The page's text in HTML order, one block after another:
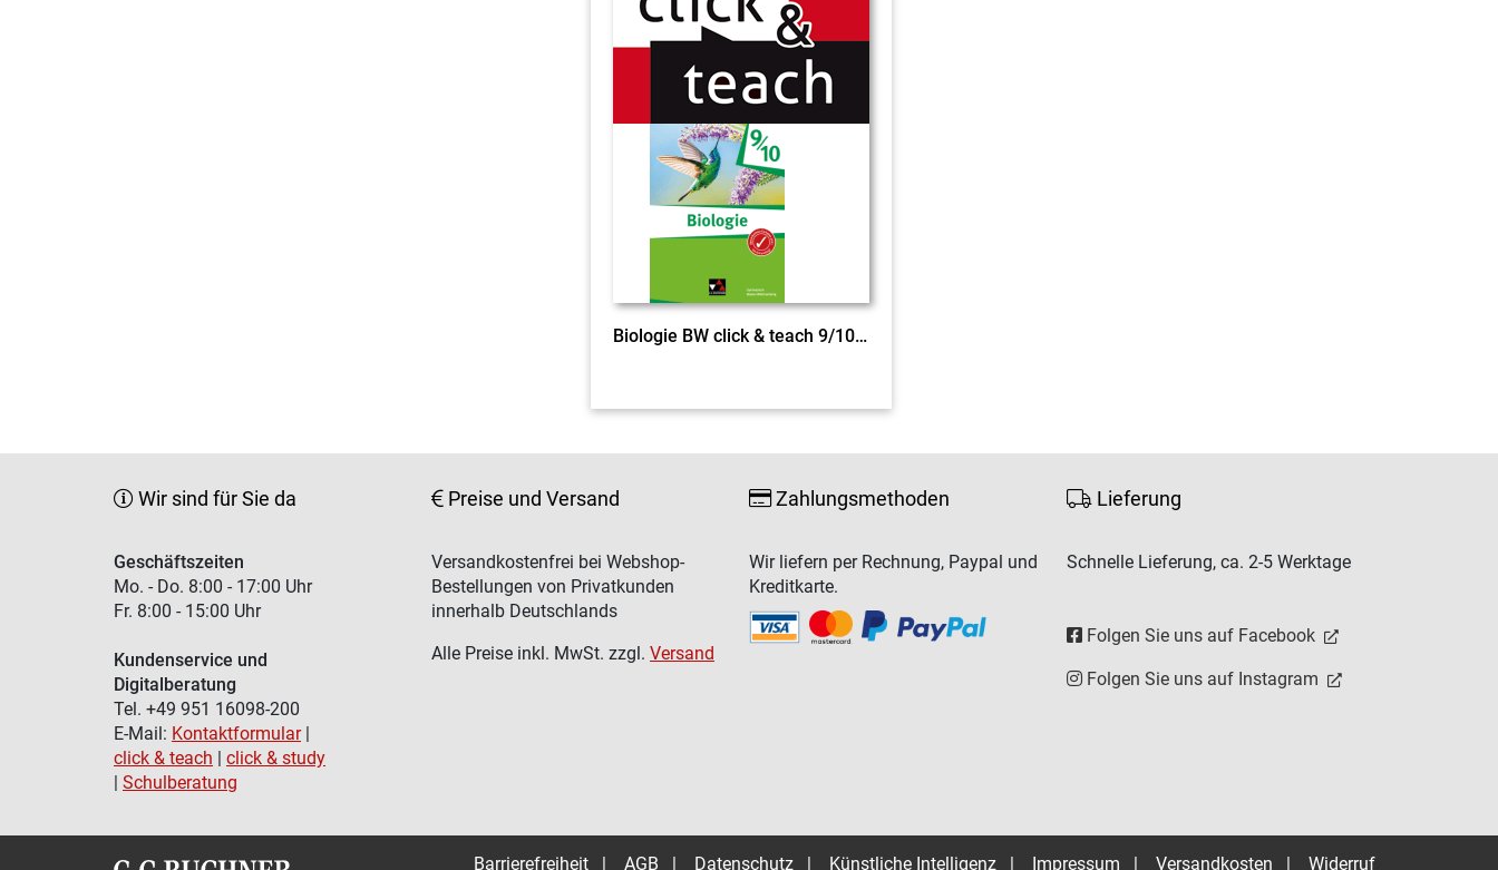
Biologie BW click & teach 9/10 EL
Wir sind für Sie da
Geschäftszeiten
Mo. - Do. 8:00 - 17:00 Uhr
Fr. 8:00 - 15:00 Uhr
Kundenservice und
Digitalberatung
Tel. +49 951 16098-200
E-Mail: Kontaktformular|
click & teach | click & study
| Schulberatung
Preise und Versand
Versandkostenfrei bei Webshop-
Bestellungen von Privatkunden
innerhalb Deutschlands
Alle Preise inkl. MwSt. zzgl. Versand
Zahlungsmethoden
Wir liefern per Rechnung, Paypal und
Kreditkarte.
Lieferung
Schnelle Lieferung, ca. 2-5 Werktage
Folgen Sie uns auf Facebook
Folgen Sie uns auf Instagram
Barrierefreiheit | AGB | Datenschutz | Künstliche Intelligenz | Impressum | Versandkosten | Widerruf